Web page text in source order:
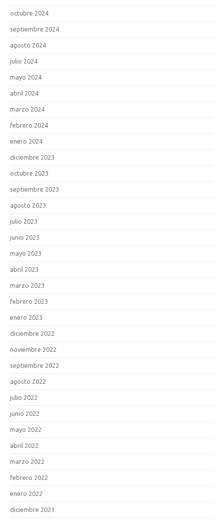
octubre 2024
septiembre 2024
agosto 2024
julio 2024
mayo 2024
abril 2024
marzo 2024
febrero 2024
enero 2024
diciembre 2023
octubre 2023
septiembre 2023
agosto 2023
julio 2023
junio 2023
mayo 2023
abril 2023
marzo 2023
febrero 2023
enero 2023
diciembre 2022
noviembre 2022
septiembre 2022
agosto 2022
julio 2022
junio 2022
mayo 2022
abril 2022
marzo 2022
febrero 2022
enero 2022
diciembre 2021